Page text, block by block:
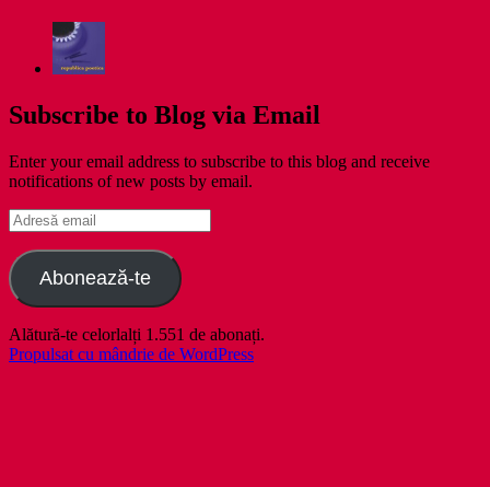
Subscribe to Blog via Email
Enter your email address to subscribe to this blog and receive
notifications of new posts by email.
Adresă
email
Abonează-te
Alătură-te celorlalți 1.551 de abonați.
Propulsat cu mândrie de WordPress